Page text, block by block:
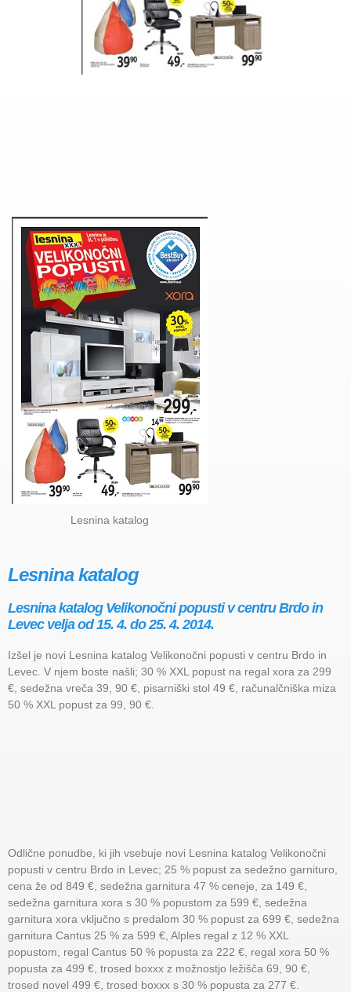
Lesnina katalog
Lesnina katalog
Lesnina katalog Velikonočni popusti v centru Brdo in
Levec velja od 15. 4. do 25. 4. 2014.
Izšel je novi Lesnina katalog Velikonočni popusti v centru Brdo in
Levec. V njem boste našli; 30 % XXL popust na regal xora za 299
€, sedežna vreča 39, 90 €, pisarniški stol 49 €, računalčniška miza
50 % XXL popust za 99, 90 €.
Odlične ponudbe, ki jih vsebuje novi Lesnina katalog Velikonočni
popusti v centru Brdo in Levec; 25 % popust za sedežno garnituro,
cena že od 849 €, sedežna garnitura 47 % ceneje, za 149 €,
sedežna garnitura xora s 30 % popustom za 599 €, sedežna
garnitura xora vključno s predalom 30 % popust za 699 €, sedežna
garnitura Cantus 25 % za 599 €, Alples regal z 12 % XXL
popustom, regal Cantus 50 % popusta za 222 €, regal xora 50 %
popusta za 499 €, trosed boxxx z možnostjo ležišča 69, 90 €,
trosed novel 499 €, trosed boxxx s 30 % popusta za 277 €.